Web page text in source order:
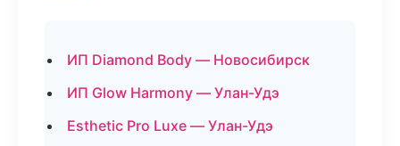
ИП Diamond Body — Новосибирск
ИП Glow Harmony — Улан-Удэ
Esthetic Pro Luxe — Улан-Удэ